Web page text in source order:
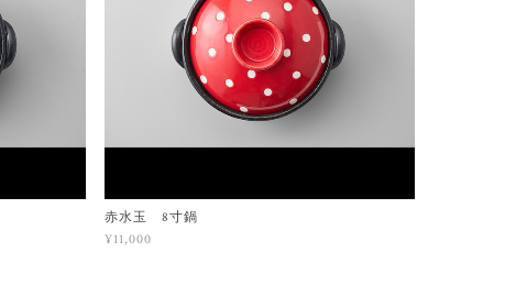
赤水玉 8寸鍋
¥11,000